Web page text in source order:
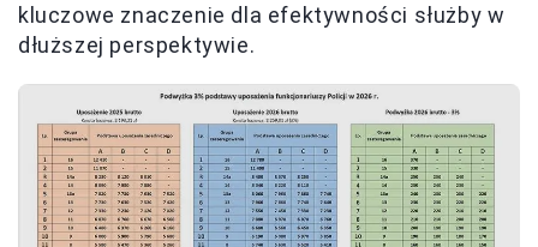
kluczowe znaczenie dla efektywności służby w
dłuższej perspektywie.